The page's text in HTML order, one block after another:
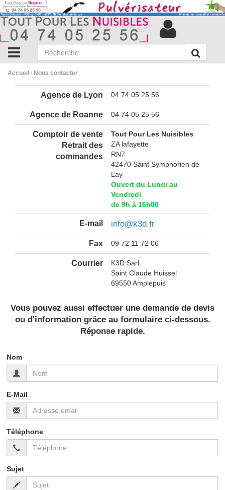
Accueil / Nous contacter
Agence de Lyon 04 74 05 25 56
Agence de Roanne 04 74 05 25 56
Comptoir de vente
Retrait des
commandes
Tout Pour Les Nuisibles
ZA lafayette
RN7
42470 Saint Symphorien de
Lay
Ouvert du Lundi au
Vendredi
de 9h à 16h00
E-mail info@k3d.fr
Fax 09 72 11 72 06
Courrier
K3D Sarl
Saint Claude Huissel
69550 Amplepuis
Vous pouvez aussi effectuer une demande de devis
ou d'information grâce au formulaire ci-dessous.
Réponse rapide.
Nom
E-Mail
Téléphone
Sujet